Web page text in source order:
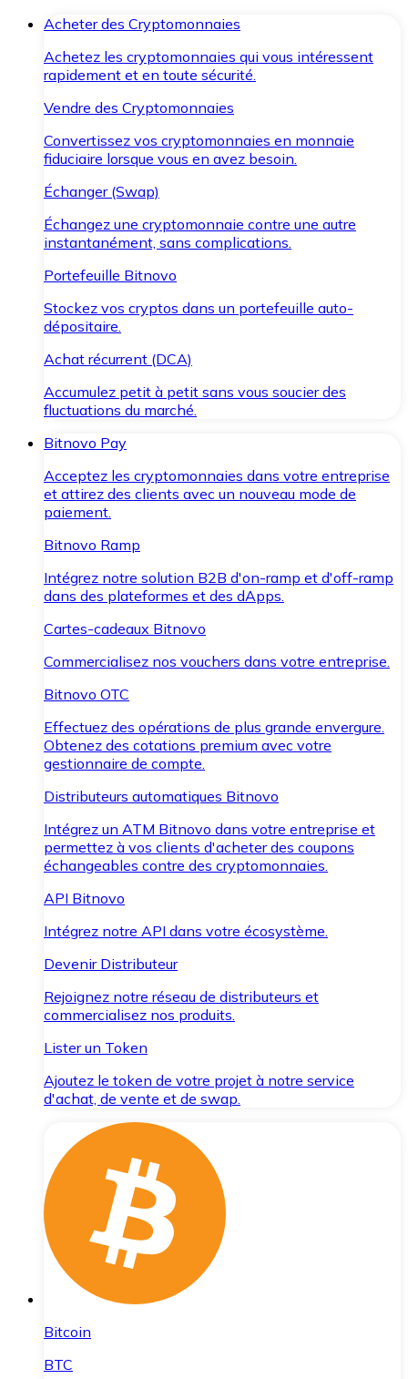
Acheter des Cryptomonnaies
Achetez les cryptomonnaies qui vous intéressent
rapidement et en toute sécurité.
Vendre des Cryptomonnaies
Convertissez vos cryptomonnaies en monnaie
fiduciaire lorsque vous en avez besoin.
Échanger (Swap)
Échangez une cryptomonnaie contre une autre
instantanément, sans complications.
Portefeuille Bitnovo
Stockez vos cryptos dans un portefeuille auto-
dépositaire.
Achat récurrent (DCA)
Accumulez petit à petit sans vous soucier des
fluctuations du marché.
Bitnovo Pay
Acceptez les cryptomonnaies dans votre entreprise
et attirez des clients avec un nouveau mode de
paiement.
Bitnovo Ramp
Intégrez notre solution B2B d'on-ramp et d'off-ramp
dans des plateformes et des dApps.
Cartes-cadeaux Bitnovo
Commercialisez nos vouchers dans votre entreprise.
Bitnovo OTC
Effectuez des opérations de plus grande envergure.
Obtenez des cotations premium avec votre
gestionnaire de compte.
Distributeurs automatiques Bitnovo
Intégrez un ATM Bitnovo dans votre entreprise et
permettez à vos clients d'acheter des coupons
échangeables contre des cryptomonnaies.
API Bitnovo
Intégrez notre API dans votre écosystème.
Devenir Distributeur
Rejoignez notre réseau de distributeurs et
commercialisez nos produits.
Lister un Token
Ajoutez le token de votre projet à notre service
d'achat, de vente et de swap.
Bitcoin
BTC